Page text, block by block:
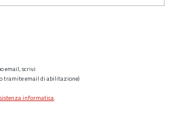
email, scrivi
tramite email di abilitazione)
informatica.